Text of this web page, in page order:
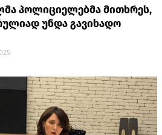
პოლიციელებმა მითხრეს,
უნდა გავიხადო